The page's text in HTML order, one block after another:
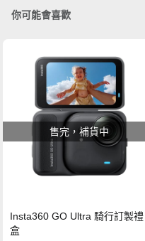
你可能會喜歡
售完，補貨中
Insta360 GO Ultra 騎行訂製禮
盒